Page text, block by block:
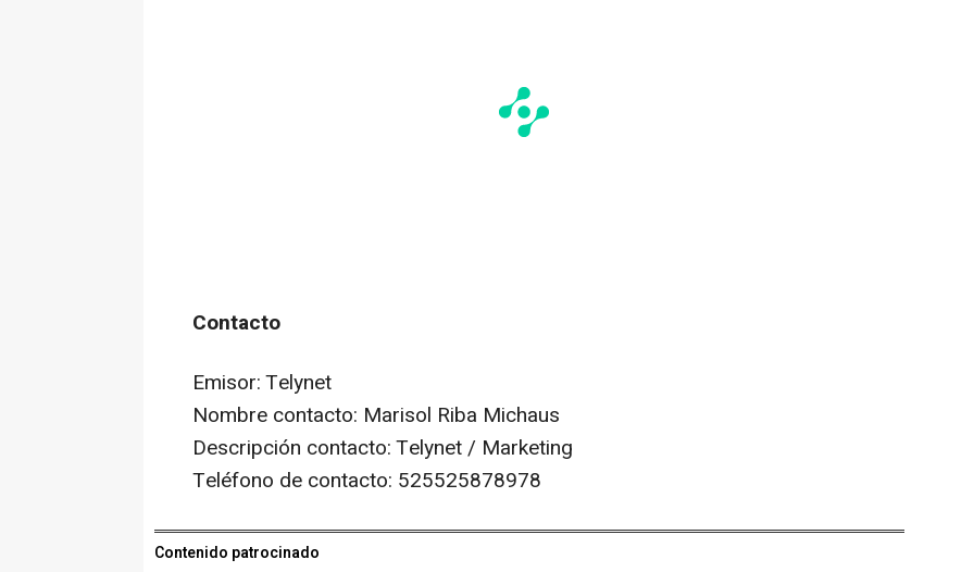
Contacto
Emisor: Telynet
Nombre contacto: Marisol Riba Michaus
Descripción contacto: Telynet / Marketing
Teléfono de contacto: 525525878978
Contenido patrocinado